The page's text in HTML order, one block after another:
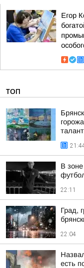
Егор
ТОП
В
22:11
Град,
22:04
есть